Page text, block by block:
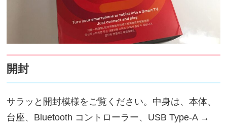
開封
サラッと開封模様をご覧ください。中身は、本体、
台座、Bluetooth コントローラー、USB Type-A →